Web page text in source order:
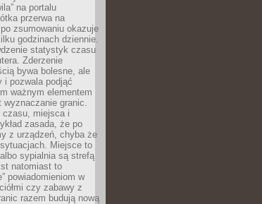
na portalu
przerwa na
zsumowaniu okazuje
godzinach dziennie.
statystyk czasu
Zderzenie
bywa bolesne, ale
i pozwala podjąć
ważnym elementem
wyznaczanie granic.
czasu, miejsca i
zasada, że po
z urządzeń, chyba że
Miejsce to
sypialnia są strefą
natomiast to
powiadomieniom w
czy zabawy z
razem budują nową